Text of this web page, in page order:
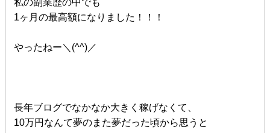
私の副業歴の中でも
1ヶ月の最高額になりました！！！
やったねー＼(^^)／
長年ブログでなかなか大きく稼げなくて、
10万円なんて夢のまた夢だった頃から思うと